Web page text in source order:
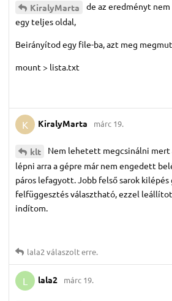
KiralyMarta
de az eredményt
egy teljes oldal,
Beirányítod egy file-ba, azt meg
mount > lista.txt
K KiralyMarta márc 19.
klt
Nem lehetett megcsinálni mert
lépni arra a gépre már nem engedett
páros lefagyott. Jobb felső sarok kilépés
felfüggesztés választható, ezzel
indítom.
lala2 válaszolt erre.
L lala2 márc 19.